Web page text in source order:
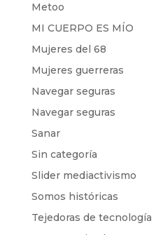
Metoo
MI CUERPO ES MÍO
Mujeres del 68
Mujeres guerreras
Navegar seguras
Navegar seguras
Sanar
Sin categoría
Slider mediactivismo
Somos históricas
Tejedoras de tecnología